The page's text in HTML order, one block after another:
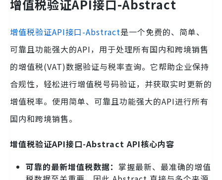
增值税验证API接口-Abstract
增值税验证API接口-Abstract是一个免费的、简单、
可靠且功能强大的API，用于处理所有国内和跨境销售
的增值税(VAT)数据验证与税率查询。它帮助企业保持
合规性，轻松进行增值税号码验证，并获取实时更新的
增值税率。使用简单、可靠且功能强大的API进行所有
国内和跨境销售。
增值税验证API接口-Abstract API核心内容
可靠的最新增值税数据： 掌握最新、最准确的增值